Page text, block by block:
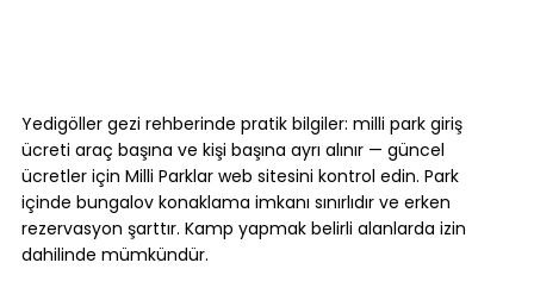
Yedigöller gezi rehberinde pratik bilgiler: milli park giriş
ücreti araç başına ve kişi başına ayrı alınır — güncel
ücretler için Milli Parklar web sitesini kontrol edin. Park
içinde bungalov konaklama imkanı sınırlıdır ve erken
rezervasyon şarttır. Kamp yapmak belirli alanlarda izin
dahilinde mümkündür.